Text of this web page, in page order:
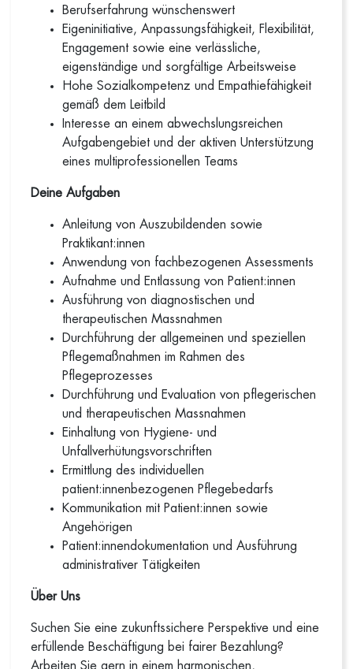
Berufserfahrung wünschenswert
Eigeninitiative, Anpassungsfähigkeit, Flexibilität,
Engagement sowie eine verlässliche,
eigenständige und sorgfältige Arbeitsweise
Hohe Sozialkompetenz und Empathiefähigkeit
gemäß dem Leitbild
Interesse an einem abwechslungsreichen
Aufgabengebiet und der aktiven Unterstützung
eines multiprofessionellen Teams
Deine Aufgaben
Anleitung von Auszubildenden sowie
Praktikant:innen
Anwendung von fachbezogenen Assessments
Aufnahme und Entlassung von Patient:innen
Ausführung von diagnostischen und
therapeutischen Massnahmen
Durchführung der allgemeinen und speziellen
Pflegemaßnahmen im Rahmen des
Pflegeprozesses
Durchführung und Evaluation von pflegerischen
und therapeutischen Massnahmen
Einhaltung von Hygiene- und
Unfallverhütungsvorschriften
Ermittlung des individuellen
patient:innenbezogenen Pflegebedarfs
Kommunikation mit Patient:innen sowie
Angehörigen
Patient:innendokumentation und Ausführung
administrativer Tätigkeiten
Über Uns
Suchen Sie eine zukunftssichere Perspektive und eine
erfüllende Beschäftigung bei fairer Bezahlung?
Arbeiten Sie gern in einem harmonischen,